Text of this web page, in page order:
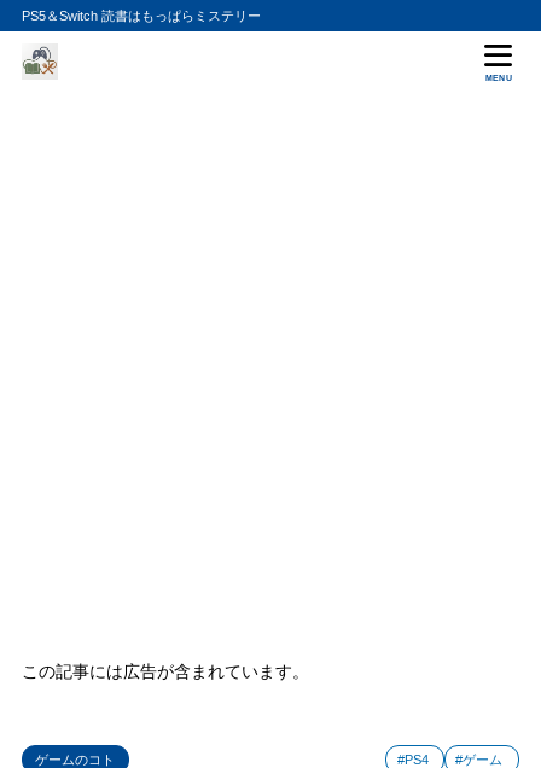
PS5＆Switch 読書はもっぱらミステリー
MENU
この記事には広告が含まれています。
ゲームのコト #PS4 #ゲーム